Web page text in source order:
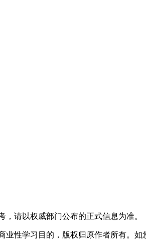
请以权威部门公布的正式信息为准。
性学习目的，版权归原作者所有。